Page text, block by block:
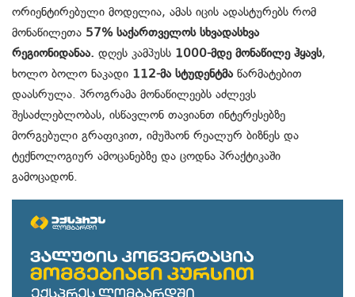
ორიენტირებული მოდელია, ამას იცის ადასტურებს რომ
მონაწილეთა 57% საქართველოს სხვადასხვა
რეგიონიდანაა. დღეს კამპუსს 1000-მდე მონაწილე ჰყავს,
ხოლო ბოლო ნაკადი 112-მა სტუდენტმაწარმატებით
დაასრულა. პროგრამა მონაწილეებს აძლევს
შესაძლებლობას, ისწავლონ თავიანთ ინტერესებზე
მორგებული გრაფიკით, იმუშაონ რეალურ ბიზნეს და
ტექნოლოგიურ ამოცანებზე და ცოდნა პრაქტიკაში
გამოცადონ.